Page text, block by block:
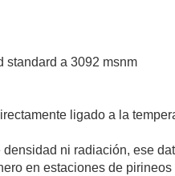
standard a 3092 msnm
ligado a la
ni radiación, ese
en estaciones de